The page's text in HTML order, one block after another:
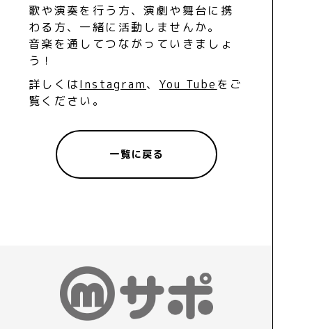
歌や演奏を行う方、演劇や舞台に携
わる方、一緒に活動しませんか。
音楽を通してつながっていきましょ
う！
詳しくはInstagram、 You Tube をご
覧ください。
一覧に戻る